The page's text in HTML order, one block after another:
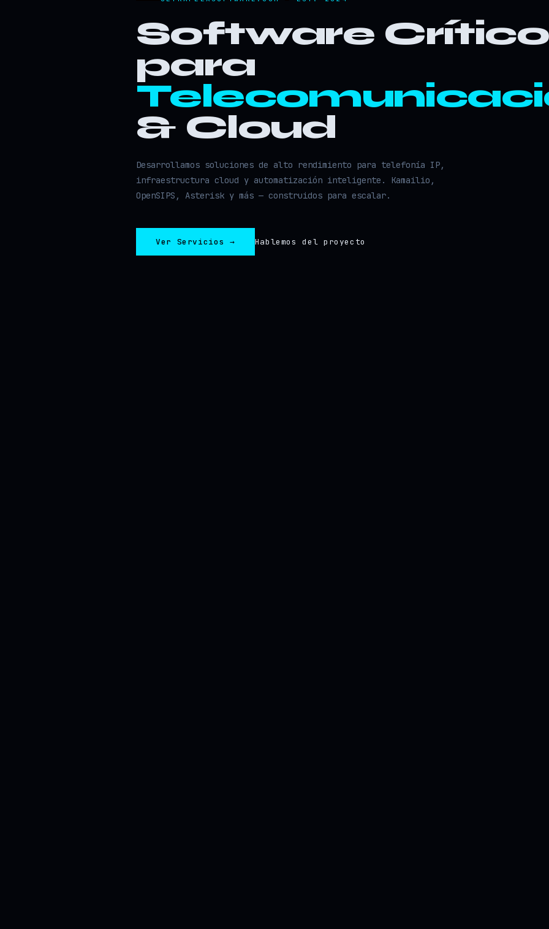
Software Crítico
para
& Cloud
Desarrollamos soluciones de alto rendimiento para telefonía IP,
infraestructura cloud y automatización inteligente. Kamailio,
OpenSIPS, Asterisk y más — construidos para escalar.
Ver Servicios → Hablemos del proyecto